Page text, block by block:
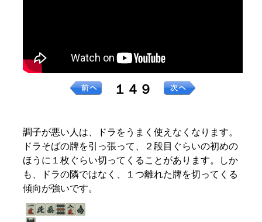
１４９
調子が悪い人は、ドラをうまく使えなくなります。
ドラそばの牌を引っ張って、２段目ぐらいの初めの
ほうに１枚ぐらい切ってくることがあります。しか
も、ドラの隣ではなく、１つ離れた牌を切ってくる
傾向が強いです。